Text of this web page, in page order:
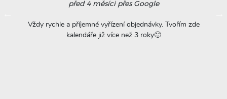
před 4 měsícipřes Google
Vždy rychle a příjemné vyřízení objednávky. Tvořím zde
kalendáře již více než 3 roky🙂